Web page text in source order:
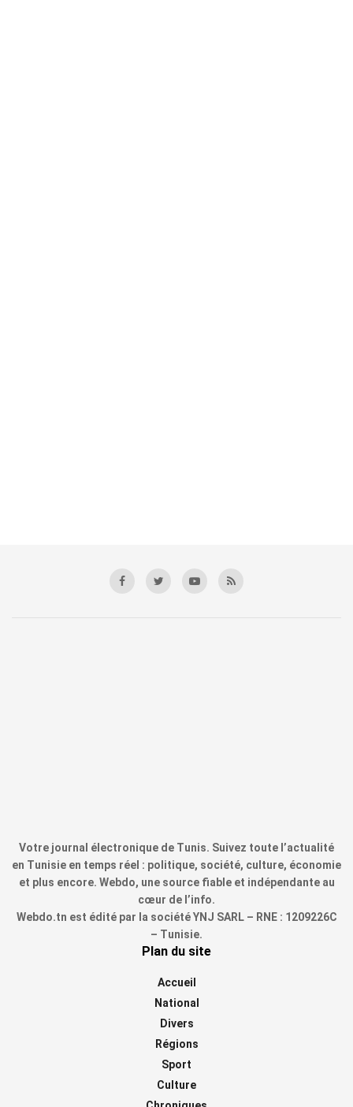
Votre journal électronique de Tunis. Suivez toute l’actualité
en Tunisie en temps réel : politique, société, culture, économie
et plus encore. Webdo, une source fiable et indépendante au
cœur de l’info.
Webdo.tn est édité par la société YNJ SARL – RNE : 1209226C
– Tunisie.
Plan du site
Accueil
National
Divers
Régions
Sport
Culture